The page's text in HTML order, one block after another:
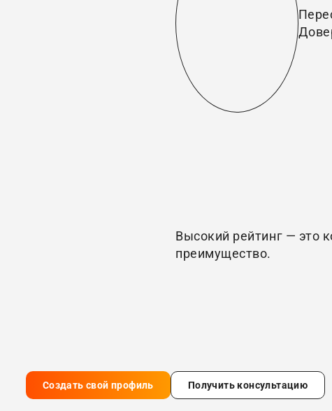
Высокий рейтинг — это
преимущество.
Создать свой профиль Получить консультацию